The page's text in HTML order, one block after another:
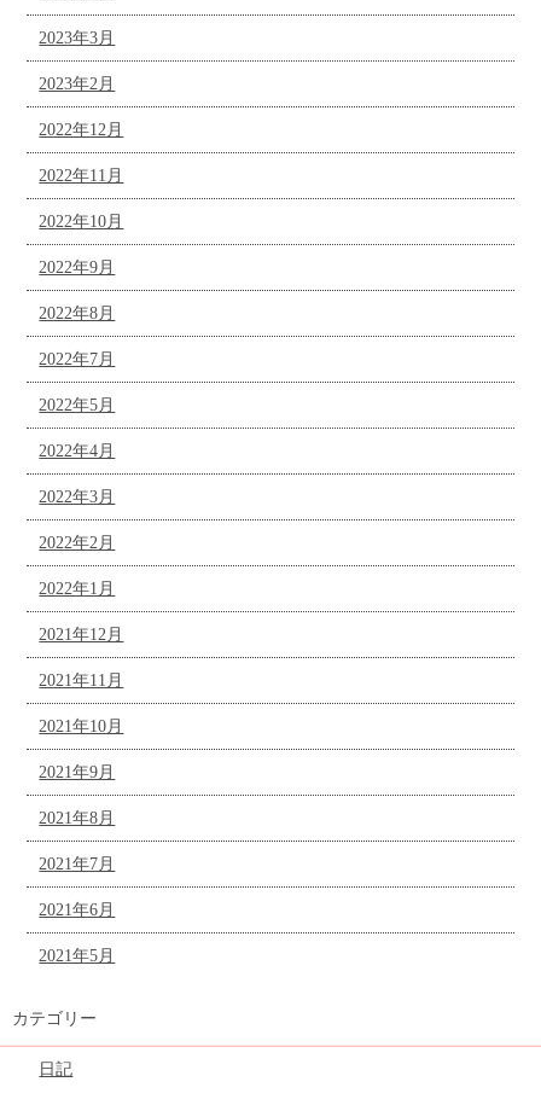
2023年3月
2023年2月
2022年12月
2022年11月
2022年10月
2022年9月
2022年8月
2022年7月
2022年5月
2022年4月
2022年3月
2022年2月
2022年1月
2021年12月
2021年11月
2021年10月
2021年9月
2021年8月
2021年7月
2021年6月
2021年5月
カテゴリー
日記